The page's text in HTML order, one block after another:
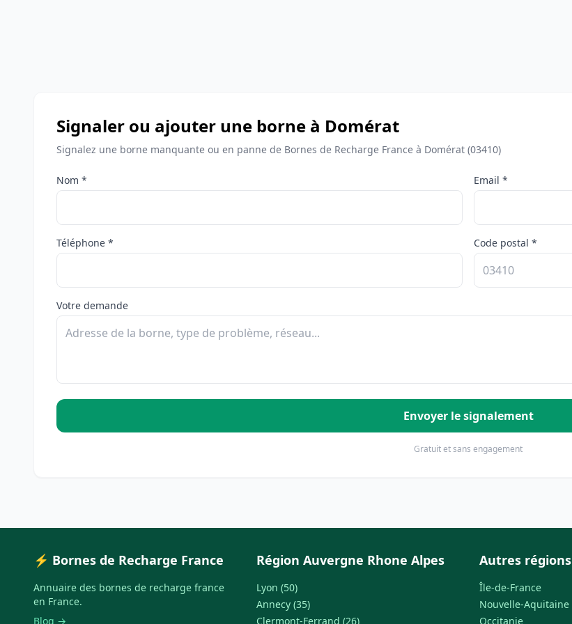
Signaler ou ajouter une borne à Domérat
Signalez une borne manquante ou en panne de Bornes de Recharge France à Domérat (03410)
Nom * Email *
Téléphone * Code postal *
Votre demande
Envoyer le signalement
Gratuit et sans engagement
⚡ Bornes de Recharge France
Annuaire des bornes de recharge france
en France.
Blog →
Région Auvergne Rhone Alpes
Lyon (50)
Annecy (35)
Clermont-Ferrand (26)
Autres régions
Île-de-France
Nouvelle-Aquitaine
Occitanie